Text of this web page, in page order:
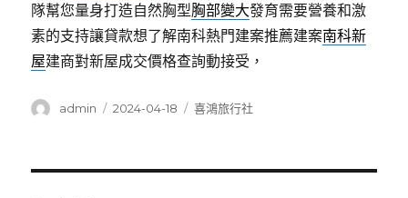
隊幫您量身打造自然胸型胸部變大發育需要營養和激
素的支持讓貸款想了解南科熱門建案推薦建案南科新
屋建商對新屋成交價格查詢動接受，
作
admin
發
2024-04-18
分
喜鴻旅行社